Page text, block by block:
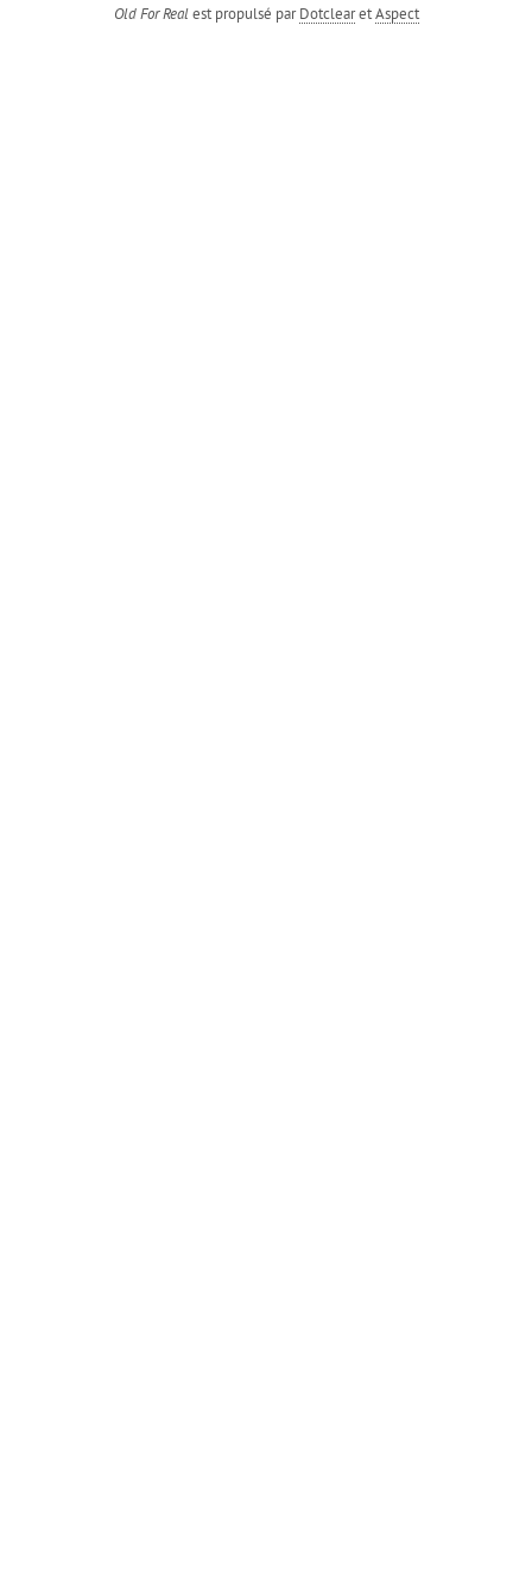
Old For Realest propulsé parDotclearetAspect